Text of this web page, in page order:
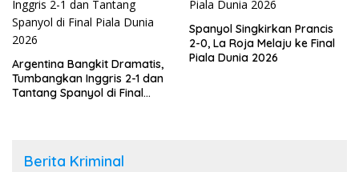
Argentina Bangkit Dramatis,
Tumbangkan Inggris 2-1 dan
Tantang Spanyol di Final
Spanyol Singkirkan Prancis
2-0, La Roja Melaju ke Final
Piala Dunia 2026
Berita Kriminal